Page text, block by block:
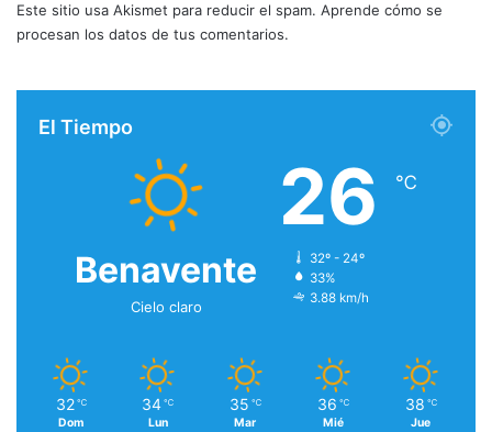
Este sitio usa Akismet para reducir el spam. Aprende cómo se
procesan los datos de tus comentarios.
El Tiempo
Benavente
Cielo claro
26 ℃
32º - 24º
33%
3.88 km/h
32 ℃
Dom
34 ℃
Lun
35 ℃
Mar
36 ℃
Mié
38 ℃
Jue